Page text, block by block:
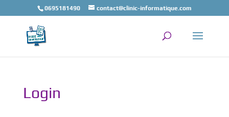
0695181490 contact@clinic-informatique.com
Login